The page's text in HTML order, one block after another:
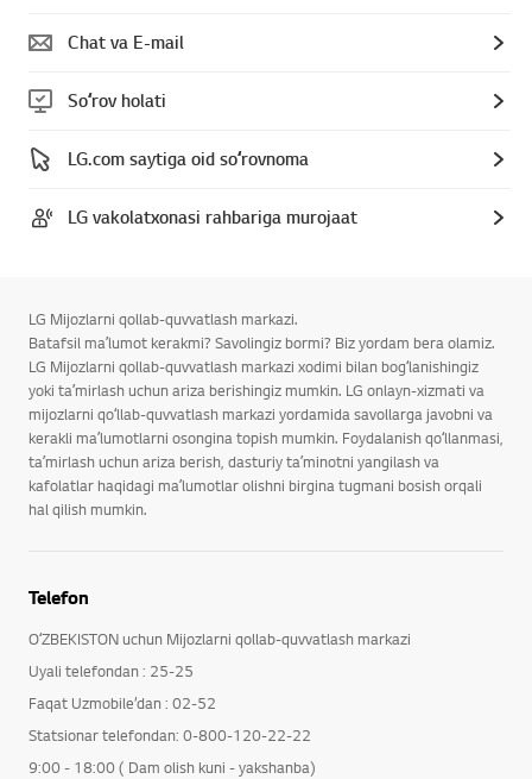
Chat va E-mail
Soʻrov holati
LG.com saytiga oid soʻrovnoma
LG vakolatxonasi rahbariga murojaat
LG Mijozlarni qollab-quvvatlash markazi.
Batafsil maʼlumot kerakmi? Savolingiz bormi? Biz yordam bera olamiz.
LG Mijozlarni qollab-quvvatlash markazi xodimi bilan bogʻlanishingiz
yoki taʼmirlash uchun ariza berishingiz mumkin. LG onlayn-xizmati va
mijozlarni qoʻllab-quvvatlash markazi yordamida savollarga javobni va
kerakli maʼlumotlarni osongina topish mumkin. Foydalanish qoʻllanmasi,
taʼmirlash uchun ariza berish, dasturiy taʼminotni yangilash va
kafolatlar haqidagi maʼlumotlar olishni birgina tugmani bosish orqali
hal qilish mumkin.
Telefon
OʻZBEKISTON uchun Mijozlarni qollab-quvvatlash markazi
Uyali telefondan : 25-25
Faqat Uzmobile’dan : 02-52
Statsionar telefondan: 0-800-120-22-22
9:00 - 18:00 ( Dam olish kuni - yakshanba)